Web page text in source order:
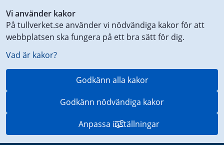
Vi använder kakor
På tullverket.se använder vi nödvändiga kakor för att
webbplatsen ska fungera på ett bra sätt för dig.
Vad är kakor?
Godkänn alla kakor
Godkänn nödvändiga kakor
Anpassa inställningar
till
innehåll
på
aktuell